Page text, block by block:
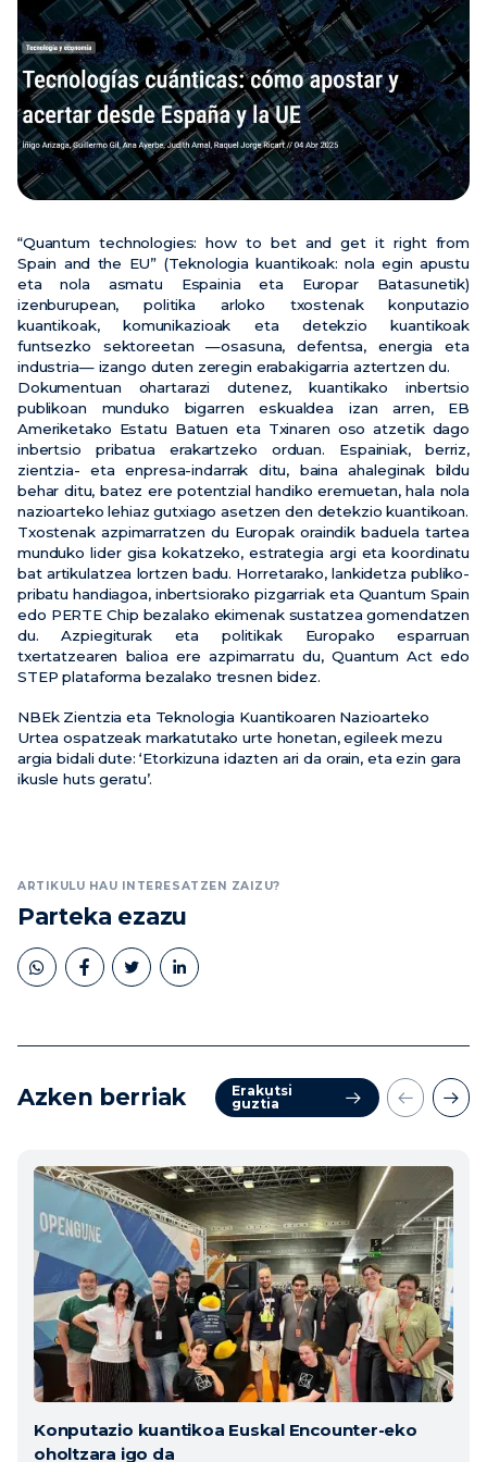
Berriak
Ekitaldiak
Bideoak
“Quantum technologies: how to bet and get it right from
Spain and the EU” (Teknologia kuantikoak: nola egin apustu
eta nola asmatu Espainia eta Europar Batasunetik)
izenburupean, politika arloko txostenak konputazio
kuantikoak, komunikazioak eta detekzio kuantikoak
funtsezko sektoreetan —osasuna, defentsa, energia eta
industria— izango duten zeregin erabakigarria aztertzen du.
Dokumentuan ohartarazi dutenez, kuantikako inbertsio
publikoan munduko bigarren eskualdea izan arren, EB
Ameriketako Estatu Batuen eta Txinaren oso atzetik dago
inbertsio pribatua erakartzeko orduan. Espainiak, berriz,
zientzia- eta enpresa-indarrak ditu, baina ahaleginak bildu
behar ditu, batez ere potentzial handiko eremuetan, hala nola
nazioarteko lehiaz gutxiago asetzen den detekzio kuantikoan.
Txostenak azpimarratzen du Europak oraindik baduela tartea
munduko lider gisa kokatzeko, estrategia argi eta koordinatu
bat artikulatzea lortzen badu. Horretarako, lankidetza publiko-
pribatu handiagoa, inbertsiorako pizgarriak eta Quantum Spain
edo PERTE Chip bezalako ekimenak sustatzea gomendatzen
du. Azpiegiturak eta politikak Europako esparruan
txertatzearen balioa ere azpimarratu du, Quantum Act edo
STEP plataforma bezalako tresnen bidez.
NBEk Zientzia eta Teknologia Kuantikoaren Nazioarteko
Urtea ospatzeak markatutako urte honetan, egileek mezu
argia bidali dute: ‘Etorkizuna idazten ari da orain, eta ezin gara
ikusle huts geratu’.
ARTIKULU HAU INTERESATZEN ZAIZU?
Parteka ezazu
Azken berriak
Erakutsi
guztia
Konputazio kuantikoa Euskal Encounter-eko
oholtzara igo da